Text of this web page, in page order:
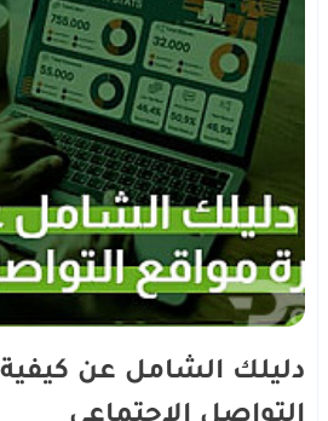
دليلك الشامل عن كيفية
التواصل الاجتماعي